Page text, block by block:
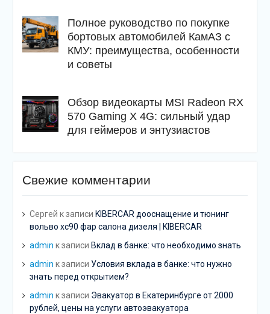
Полное руководство по покупке
бортовых автомобилей КамАЗ с
КМУ: преимущества, особенности
и советы
Обзор видеокарты MSI Radeon RX
570 Gaming X 4G: сильный удар
для геймеров и энтузиастов
Свежие комментарии
Сергей к записи KIBERCAR дооснащение и тюнинг
вольво хс90 фар салона дизеля | KIBERCAR
admin к записи Вклад в банке: что необходимо знать
admin к записи Условия вклада в банке: что нужно
знать перед открытием?
admin к записи Эвакуатор в Екатеринбурге от 2000
рублей, цены на услуги автоэвакуатора